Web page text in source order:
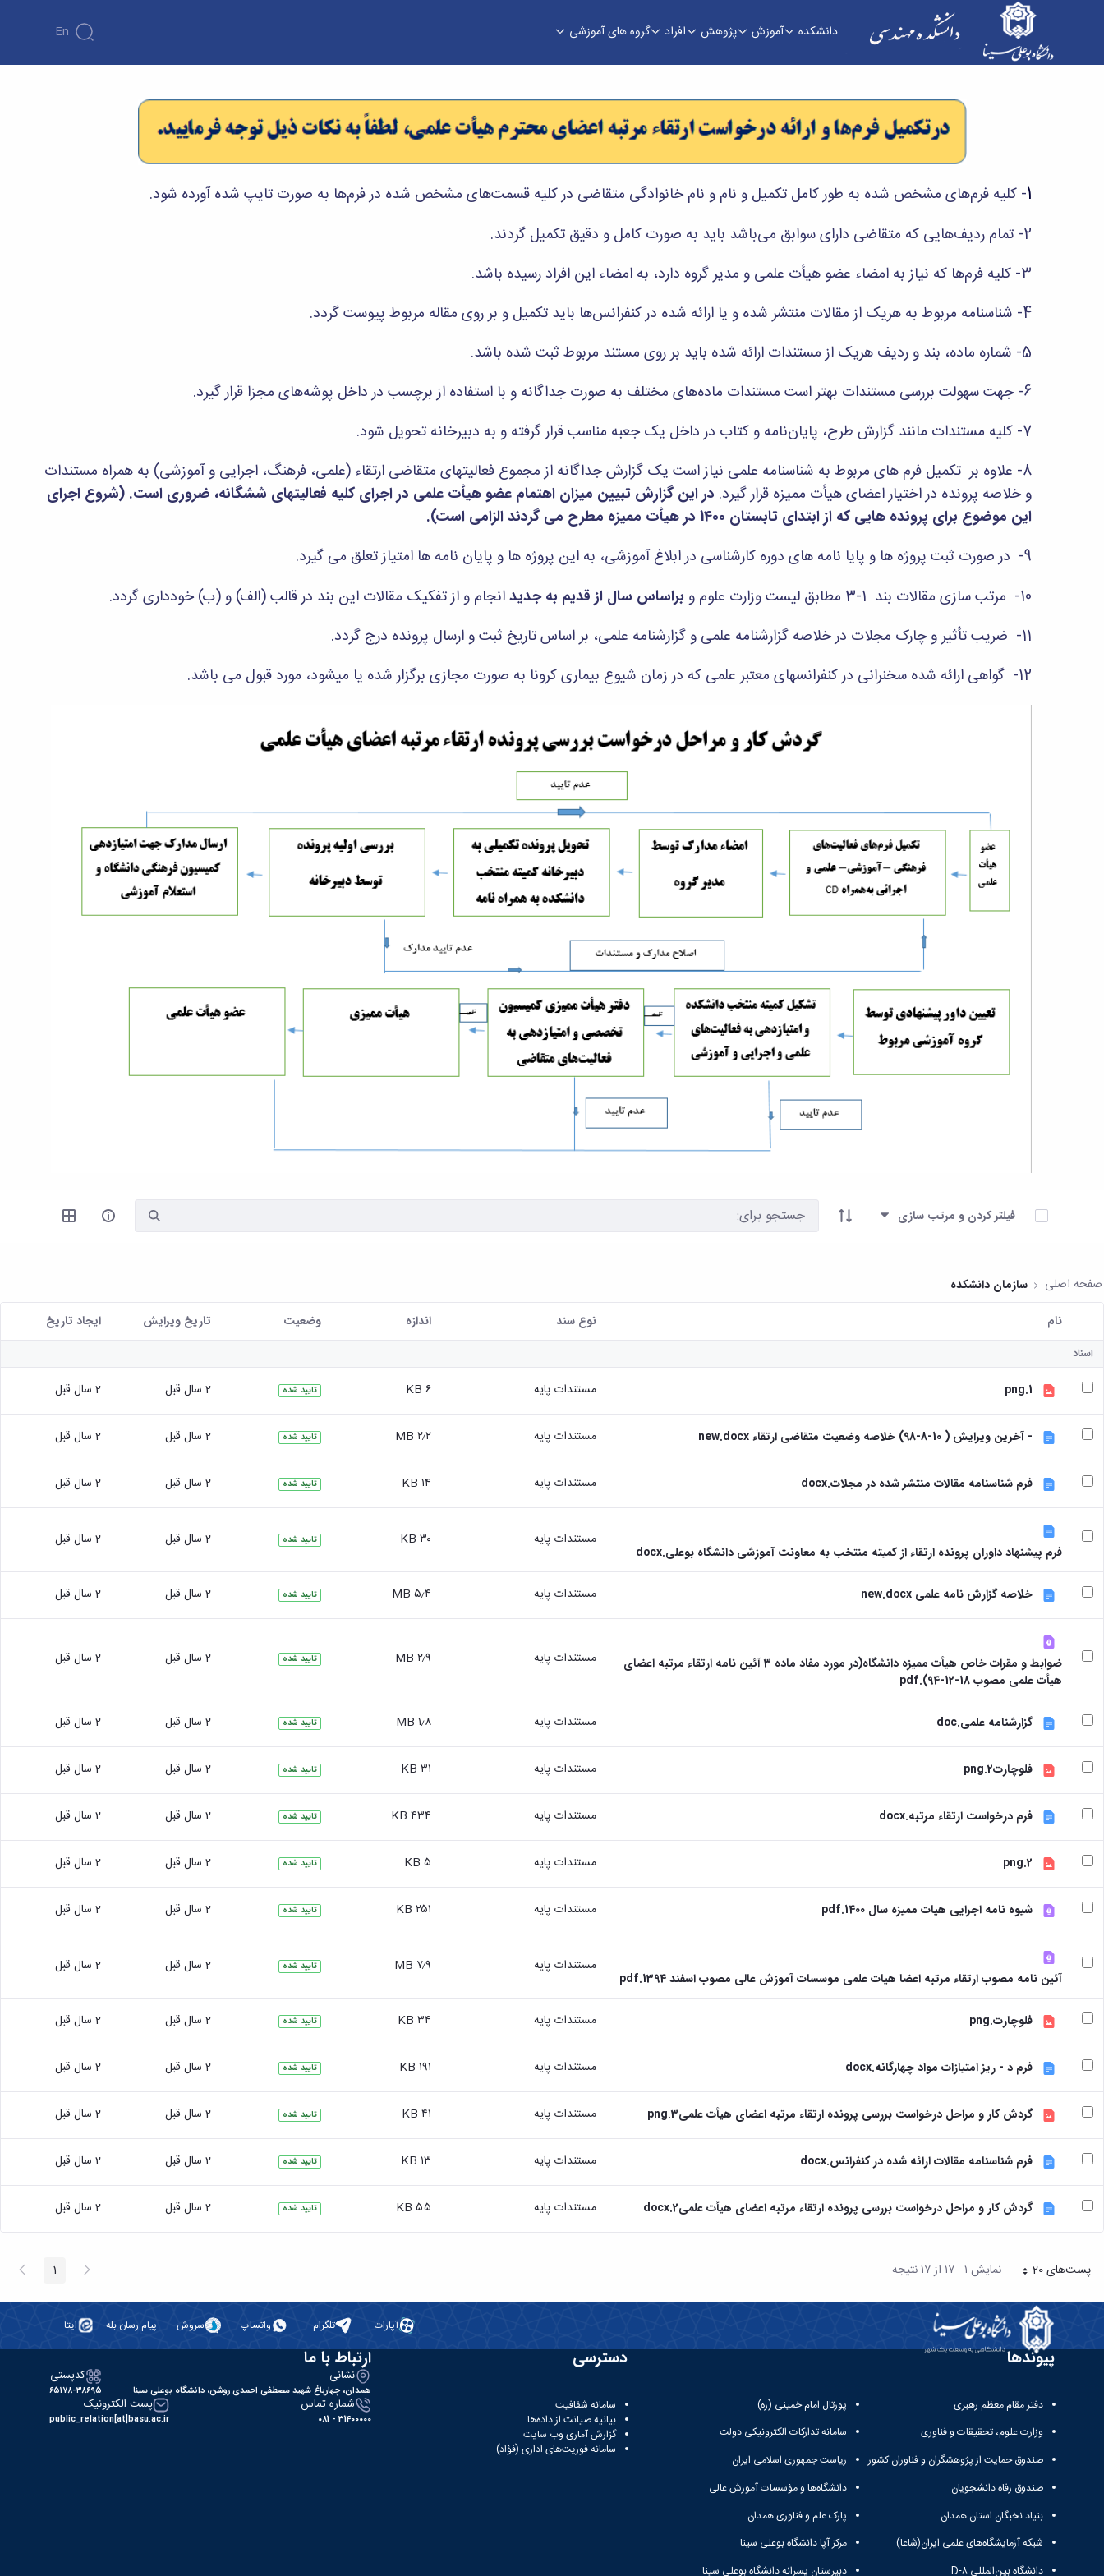
دانشکده آموزش پژوهش افراد گروه های آموزشی En
1- کلیه فرم‌های مشخص شده به طور کامل تکمیل و نام و نام خانوادگی متقاضی در کلیه قسمت‌های مشخص شده در فرم‌ها به صورت تایپ شده آورده شود.
2- تمام ردیف‌هایی که متقاضی دارای سوابق می‌باشد باید به صورت کامل و دقیق تکمیل گردند.
3- کلیه فرم‌ها که نیاز به امضاء عضو هیأت علمی و مدیر گروه دارد، به امضاء این افراد رسیده باشد.
4- شناسنامه مربوط به هریک از مقالات منتشر شده و یا ارائه شده در کنفرانس‌ها باید تکمیل و بر روی مقاله مربوط پیوست گردد.
5- شماره ماده، بند و ردیف هریک از مستندات ارائه شده باید بر روی مستند مربوط ثبت شده باشد.
6- جهت سهولت بررسی مستندات بهتر است مستندات ماده‌های مختلف به صورت جداگانه و با استفاده از برچسب در داخل پوشه‌های مجزا قرار گیرد.
7- کلیه مستندات مانند گزارش طرح، پایان‌نامه و کتاب در داخل یک جعبه مناسب قرار گرفته و به دبیرخانه تحویل شود.
8- علاوه بر تکمیل فرم های مربوط به شناسنامه علمی نیاز است یک گزارش جداگانه از مجموع فعالیتهای متقاضی ارتقاء (علمی، فرهنگ، اجرایی و آموزشی) به همراه مستندات
و خلاصه پرونده در اختیار اعضای هیأت ممیزه قرار گیرد. در این گزارش تبیین میزان اهتمام عضو هیأت علمی در اجرای کلیه فعالیتهای ششگانه، ضروری است. (شروع اجرای
این موضوع برای پرونده هایی که از ابتدای تابستان 1400 در هیأت ممیزه مطرح می گردند الزامی است).
9- در صورت ثبت پروژه ها و پایا نامه های دوره کارشناسی در ابلاغ آموزشی، به این پروژه ها و پایان نامه ها امتیاز تعلق می گیرد.
10- مرتب سازی مقالات بند 1-3 مطابق لیست وزارت علوم و
براساس سال از قدیم به جدیدانجام و از تفکیک مقالات این بند در قالب (الف) و (ب) خودداری گردد.
11- ضریب تأثیر و چارک مجلات در خلاصه گزارشنامه علمی و گزارشنامه علمی، بر اساس تاریخ ثبت و ارسال پرونده درج گردد.
12- گواهی ارائه شده سخنرانی در کنفرانسهای معتبر علمی که در زمان شیوع بیماری کرونا به صورت مجازی برگزار شده یا میشود، مورد قبول می باشد.
آیتم ها را انتخاب کنید
فیلتر کردن و مرتب سازی
صفحه اصلی سازمان دانشکده
کاربر انتخاب شده
نام نوع سند اندازه وضعیت تاریخ ویرایش ايجاد تاريخ
اسناد
1.png مستندات پایه ۶ KB تایید شده 2 سال قبل 2 سال قبل
- آخرین ویرایش ( 10-8-98) خلاصه وضعیت متقاضی ارتقاء new.docx مستندات پایه ۲٫۲ MB تایید شده 2 سال قبل 2 سال قبل
فرم شناسنامه مقالات منتشر شده در مجلات.docx مستندات پایه ۱۴ KB تایید شده 2 سال قبل 2 سال قبل
فرم پیشنهاد داوران پرونده ارتقاء از کمیته منتخب به معاونت آموزشی دانشگاه بوعلی.docx
مستندات پایه ۳۰ KB تایید شده 2 سال قبل 2 سال قبل
خلاصه گزارش نامه علمی new.docx مستندات پایه ۵٫۴ MB تایید شده 2 سال قبل 2 سال قبل
ضوابط و مقرات خاص هیأت ممیزه دانشگاه(در مورد مفاد ماده 3 آئین نامه ارتقاء مرتبه اعضای
هیأت علمی مصوب 18-12-94).pdf
مستندات پایه ۲٫۹ MB تایید شده 2 سال قبل 2 سال قبل
گزارشنامه علمی.doc مستندات پایه ۱٫۸ MB تایید شده 2 سال قبل 2 سال قبل
فلوچارت2.png مستندات پایه ۳۱ KB تایید شده 2 سال قبل 2 سال قبل
فرم درخواست ارتقاء مرتبه.docx مستندات پایه ۴۳۴ KB تایید شده 2 سال قبل 2 سال قبل
2.png مستندات پایه ۵ KB تایید شده 2 سال قبل 2 سال قبل
شیوه نامه اجرایی هیات ممیزه سال 1400.pdf مستندات پایه ۲۵۱ KB تایید شده 2 سال قبل 2 سال قبل
آئین نامه مصوب ارتقاء مرتبه اعضا هیات علمی موسسات آموزش عالی مصوب اسفند 1394.pdf
مستندات پایه ۷٫۹ MB تایید شده 2 سال قبل 2 سال قبل
فلوچارت.png مستندات پایه ۳۴ KB تایید شده 2 سال قبل 2 سال قبل
فرم د - ریز امتیازات مواد چهارگانه.docx مستندات پایه ۱۹۱ KB تایید شده 2 سال قبل 2 سال قبل
گردش کار و مراحل درخواست بررسی پرونده ارتقاء مرتبه اعضای هیأت علمی3.png مستندات پایه ۴۱ KB تایید شده 2 سال قبل 2 سال قبل
فرم شناسنامه مقالات ارائه شده در کنفرانس.docx مستندات پایه ۱۳ KB تایید شده 2 سال قبل 2 سال قبل
گردش کار و مراحل درخواست بررسی پرونده ارتقاء مرتبه اعضای هیأت علمی2.docx مستندات پایه ۵۵ KB تایید شده 2 سال قبل 2 سال قبل
پست‌‌های 20هر صفحه نمایش ۱ - ۱۷ از ۱۷ نتیجه پیغام صفحه1 صفحه
آپارات تلگرام واتساپ سروش پیام رسان بله ایتا
پیوندها
دفتر مقام معظم رهبری
وزارت علوم، تحقیقات و فناوری
صندوق حمایت از پژوهشگران و فناوران کشور
صندوق رفاه دانشجویان
بنیاد نخبگان استان همدان
شبکه آزمایشگاه‌های علمی ایران(شاعا)
دانشگاه بین‌المللی D-۸
پورتال امام خمینی (ره)
سامانه تدارکات الکترونیکی دولت
ریاست جمهوری اسلامی ایران
دانشگاه‌ها و مؤسسات آموزش عالی
پارک علم و فناوری همدان
مرکز آپا دانشگاه بوعلی سینا
دبیرستان پسرانه دانشگاه بوعلی سینا
دسترسی
سامانه شفافیت
بیانیه صیانت از داده‌ها
گزارش آماری وب‌ سایت
سامانه فوریت‌های اداری (فؤاد)
ارتباط با ما
نشانی
همدان، چهارباغ شهید مصطفی احمدی روشن، دانشگاه بوعلی سینا
کدپستی
۶۵۱۷۸-۳۸۶۹۵
شماره تماس
31400000 - 081
پست الکترونیک
public_relation[at]basu.ac.ir